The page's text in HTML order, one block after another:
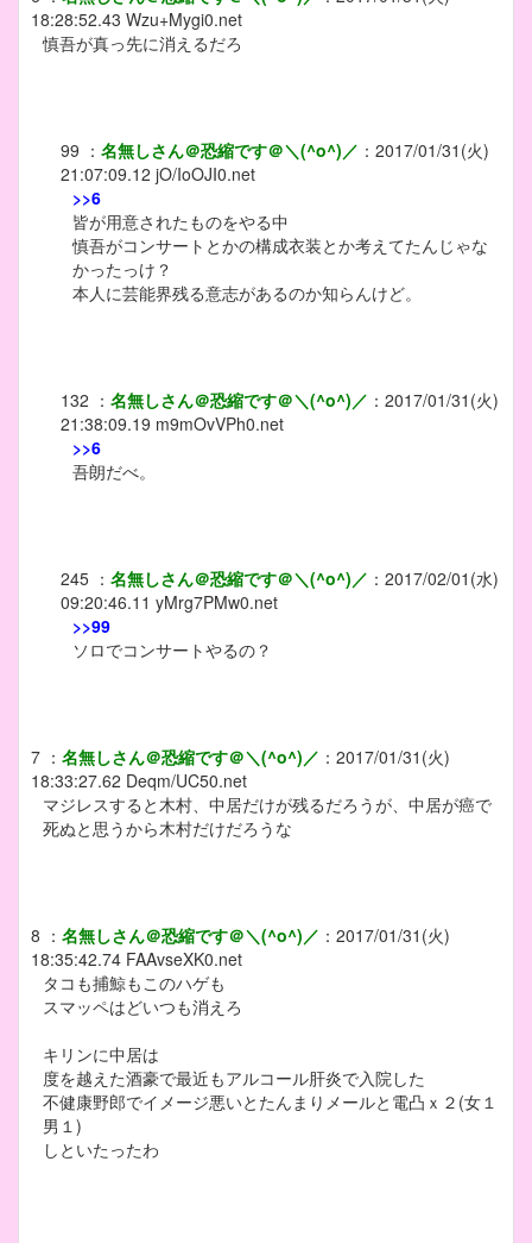
18:28:52.43 Wzu+Mygi0.net
慎吾が真っ先に消えるだろ
99 ： 名無しさん＠恐縮です＠＼(^o^)／ ： 2017/01/31(火)
21:07:09.12 jO/IoOJI0.net
>>6
皆が用意されたものをやる中
慎吾がコンサートとかの構成衣装とか考えてたんじゃな
かったっけ？
本人に芸能界残る意志があるのか知らんけど。
132 ： 名無しさん＠恐縮です＠＼(^o^)／ ： 2017/01/31(火)
21:38:09.19 m9mOvVPh0.net
>>6
吾朗だべ。
245 ： 名無しさん＠恐縮です＠＼(^o^)／ ： 2017/02/01(水)
09:20:46.11 yMrg7PMw0.net
>>99
ソロでコンサートやるの？
7 ： 名無しさん＠恐縮です＠＼(^o^)／ ： 2017/01/31(火)
18:33:27.62 Deqm/UC50.net
マジレスすると木村、中居だけが残るだろうが、中居が癌で
死ぬと思うから木村だけだろうな
8 ： 名無しさん＠恐縮です＠＼(^o^)／ ： 2017/01/31(火)
18:35:42.74 FAAvseXK0.net
タコも捕鯨もこのハゲも
スマッペはどいつも消えろ
キリンに中居は
度を越えた酒豪で最近もアルコール肝炎で入院した
不健康野郎でイメージ悪いとたんまりメールと電凸ｘ２(女１
男１)
しといたったわ